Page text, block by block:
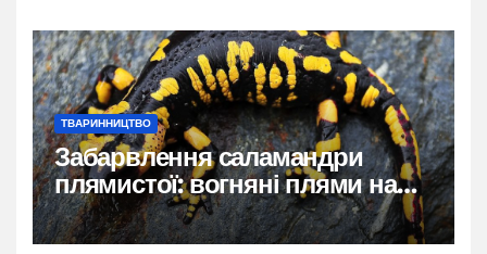
ТВАРИННИЦТВО
Забарвлення саламандри
плямистої: вогняні плями на
чорному тлі